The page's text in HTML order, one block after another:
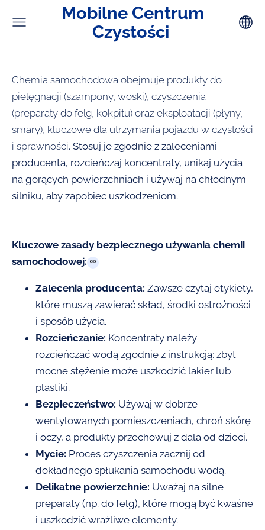
Mobilne Centrum
Czystości
Chemia samochodowa obejmuje produkty do
pielęgnacji (szampony, woski), czyszczenia
(preparaty do felg, kokpitu) oraz eksploatacji (płyny,
smary), kluczowe dla utrzymania pojazdu w czystości
i sprawności. Stosuj je zgodnie z zaleceniami
producenta, rozcieńczaj koncentraty, unikaj użycia
na gorących powierzchniach i używaj na chłodnym
silniku, aby zapobiec uszkodzeniom.
Kluczowe zasady bezpiecznego używania chemii
samochodowej:
Zalecenia producenta: Zawsze czytaj etykiety,
które muszą zawierać skład, środki ostrożności
i sposób użycia.
Rozcieńczanie: Koncentraty należy
rozcieńczać wodą zgodnie z instrukcją; zbyt
mocne stężenie może uszkodzić lakier lub
plastiki.
Bezpieczeństwo: Używaj w dobrze
wentylowanych pomieszczeniach, chroń skórę
i oczy, a produkty przechowuj z dala od dzieci.
Mycie: Proces czyszczenia zacznij od
dokładnego spłukania samochodu wodą.
Delikatne powierzchnie: Uważaj na silne
preparaty (np. do felg), które mogą być kwaśne
i uszkodzić wrażliwe elementy.